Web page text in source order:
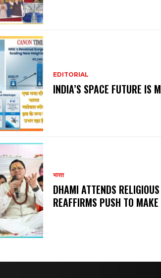
EDITORIAL
INDIA’S SPACE FUTURE IS
भारत
DHAMI ATTENDS
REAFFIRMS PUSH TO